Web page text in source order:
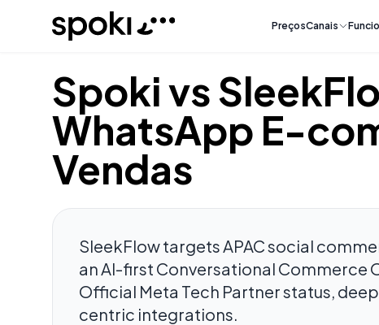
Spoki PreçosCanais
Spoki vs
WhatsApp E-
Vendas
SleekFlow targets APAC social
an AI-first Conversational Commerce
Official Meta Tech Partner status,
centric integrations.